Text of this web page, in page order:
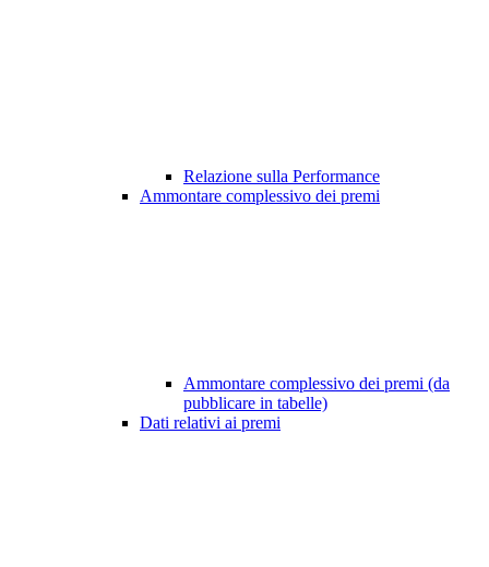
Relazione sulla Performance
Ammontare complessivo dei premi
Ammontare complessivo dei premi (da
pubblicare in tabelle)
Dati relativi ai premi